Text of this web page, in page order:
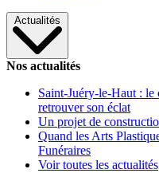
Actualités
Nos actualités
Saint-Juéry-le-Haut : le
retrouver son éclat
Un projet de
Quand les Arts
Funéraires
Voir toutes les actualités